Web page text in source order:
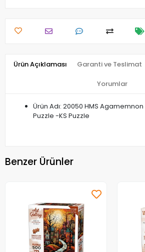
Ürün Açıklaması Garanti ve Teslimat
Yorumlar
Ürün Adı: 20050 HMS
Puzzle -KS Puzzle
Benzer Ürünler